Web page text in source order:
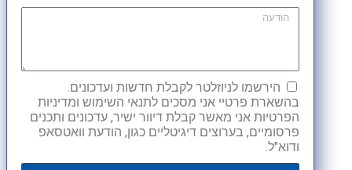
הירשמו לניוזלטר לקבלת חדשות ועדכונים.
בהשארת פרטיי אני מסכים לתנאי השימוש ומדיניות
הפרטיות אני מאשר קבלת דיוור ישיר, עדכונים ותכנים
פרסומיים, בערוצים דיגיטליים כגון, הודעת וואטסאפ
ודוא"ל.